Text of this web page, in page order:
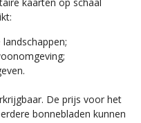
kaarten op schaal
De prijs voor het
bonnebladen kunnen